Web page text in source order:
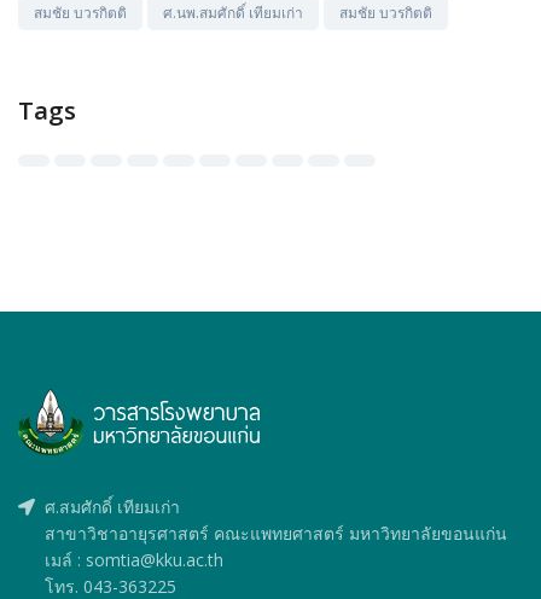
สมชัย บวรกิตติ
ศ.นพ.สมศักดิ์ เทียมเก่า สมชัย บวรกิตติ
Tags
ศ.สมศักดิ์ เทียมเก่า
สาขาวิชาอายุรศาสตร์ คณะแพทยศาสตร์ มหาวิทยาลัยขอนแก่น
เมล์ : somtia@kku.ac.th
โทร. 043-363225